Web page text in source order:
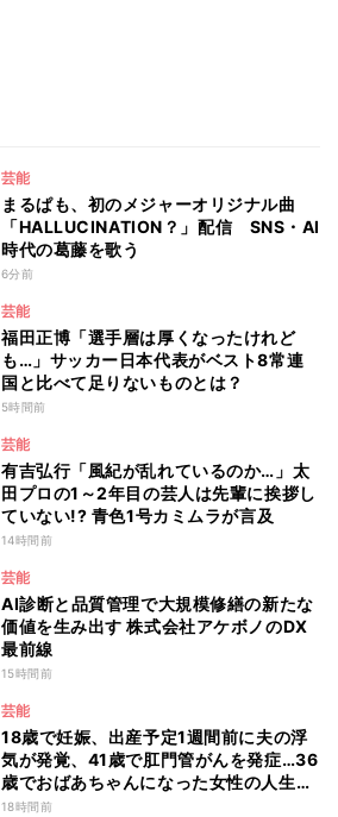
芸能
まるぱも、初のメジャーオリジナル曲
「HALLUCINATION？」配信 SNS・AI
時代の葛藤を歌う
6分前
芸能
福田正博「選手層は厚くなったけれど
も…」サッカー日本代表がベスト8常連
国と比べて足りないものとは？
5時間前
芸能
有吉弘行「風紀が乱れているのか…」太
田プロの1～2年目の芸人は先輩に挨拶し
ていない!? 青色1号カミムラが言及
14時間前
芸能
AI診断と品質管理で大規模修繕の新たな
価値を生み出す 株式会社アケボノのDX
最前線
15時間前
芸能
18歳で妊娠、出産予定1週間前に夫の浮
気が発覚、41歳で肛門管がんを発症…36
歳でおばあちゃんになった女性の人生に
島田珠代も思わず涙 『愛のハイエナ
18時間前